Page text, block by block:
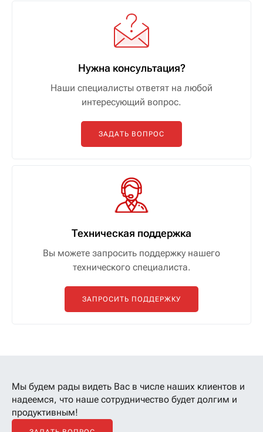
Нужна консультация?
Наши специалисты ответят на любой
интересующий вопрос.
ЗАДАТЬ ВОПРОС
Техническая поддержка
Вы можете запросить поддержку нашего
технического специалиста.
ЗАПРОСИТЬ ПОДДЕРЖКУ
Мы будем рады видеть Вас в числе наших клиентов и
надеемся, что наше сотрудничество будет долгим и
продуктивным!